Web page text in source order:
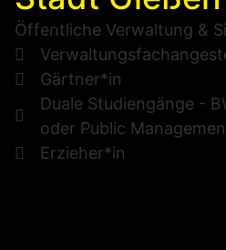
Öffentliche Verwaltung &
Gärtner*in
Duale Studiengänge -
oder Public
Erzieher*in